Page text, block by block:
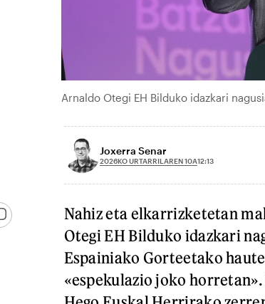
Arnaldo Otegi EH Bilduko idazkari
Joxerra Senar
2026KO URTARRILAREN 10A12:13
Nahiz eta elkarrizketetan
Otegi EH Bilduko idazkari
Espainiako Gorteetako
«espekulazio joko